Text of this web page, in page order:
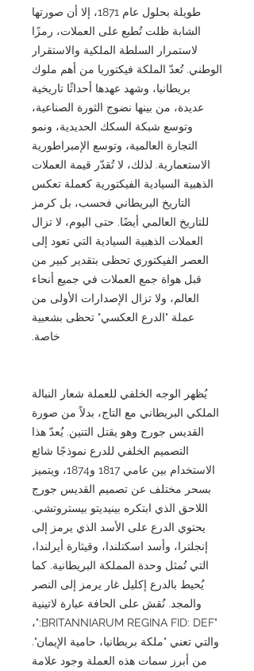
طويلة بحلول عام 1871، إلا أن صورتها
الشابة ظلت تُطبع على العملات، رمزًا
لاستمرار السلطة الملكية والاستقرار
الوطني. تُعدّ الملكة فيكتوريا من أهم ملوك
بريطانيا، وشهد عهدها أحداثًا تاريخية
عديدة، من بينها نضوج الثورة الصناعية،
وتوسع شبكة السكك الحديدية، ونمو
التجارة العالمية، وتوسع الإمبراطورية
الاستعمارية. لذلك، لا تُقدّر قيمة العملات
الذهبية السيادية الفيكتورية كعملة تعكس
التاريخ البريطاني فحسب، بل كرمز
للتاريخ العالمي أيضًا. حتى اليوم، لا تزال
العملات الذهبية السيادية التي تعود إلى
العصر الفيكتوري تحظى بتقدير كبير من
قبل هواة جمع العملات في جميع أنحاء
العالم، ولا تزال الإصدارات الأولى من
عملة "الدرع العكسي" تحظى بشعبية
خاصة.
يُظهر الوجه الخلفي للعملة شعار النبالة
الملكي البريطاني مع التاج، بدلاً من صورة
القديس جورج وهو يقتل التنين. يُعدّ هذا
التصميم الخلفي للدرع نموذجًا شائع
الاستخدام بين عامي 1817 و1874، ويتميز
بسحر مختلف عن تصميم القديس جورج
اللاحق الذي ابتكره بينيديتو بيستروتشي.
يحتوي الدرع على الأسد الذي يرمز إلى
إنجلترا، وأسد اسكتلندا، وقيثارة أيرلندا،
التي تُمثل وحدة المملكة البريطانية. كما
يُحيط بالدرع إكليل غار يرمز إلى النصر
والمجد. نُقش على الحافة عبارة لاتينية
"BRITANNIARUM REGINA FID: DEF:"،
والتي تعني "ملكة بريطانيا، حامية الإيمان".
من أبرز سمات هذه العملة وجود علامة